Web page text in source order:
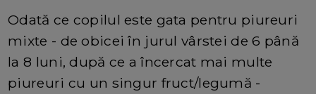
Odată ce copilul este gata pentru piureuri
mixte - de obicei în jurul vârstei de 6 până
la 8 luni, după ce a încercat mai multe
piureuri cu un singur fruct/legumă -